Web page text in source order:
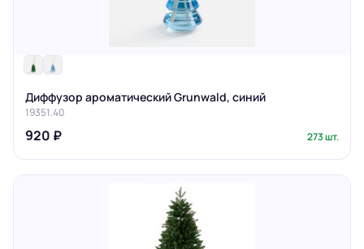
Диффузор ароматический Grunwald, синий
19351.40
920 ₽ 273 шт.